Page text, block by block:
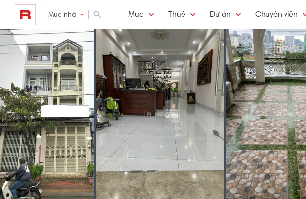
Mua nhà Mua Thuê Dự án Chuyên viên